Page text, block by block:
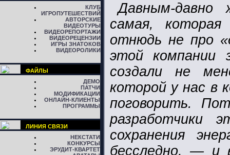
КЛУБ
ИГРОПУТЕШЕСТВИЙ
АВТОРСКИЕ
ВИДЕОТУРЫ
ВИДЕОРЕПОРТАЖИ
ВИДЕОРЕЦЕНЗИИ
ИГРЫ ЗНАТОКОВ
ВИДЕОРОЛИКИ
ФАЙЛЫ
ДЕМО
ПАТЧИ
МОДИФИКАЦИИ
ОНЛАЙН-КЛИЕНТЫ
ПРОГРАММЫ
ЛИНИЯ СВЯЗИ
НЕКСТАТИ
КОНКУРСЫ
ЭРУДИТ-КВАРТЕТ
Давным-
самая, которая
отнюдь не про
этой компании
создали не
которой у нас в
поговорить.
разработчики
сохранения
бесследно, — и